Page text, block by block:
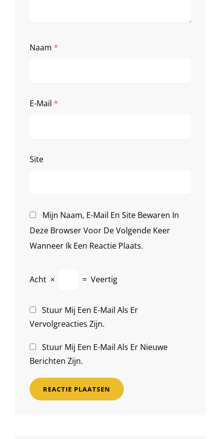
Naam *
E-Mail *
Site
Mijn Naam, E-Mail En Site Bewaren In
Deze Browser Voor De Volgende Keer
Wanneer Ik Een Reactie Plaats.
Acht × = Veertig
Stuur Mij Een E-Mail Als Er
Vervolgreacties Zijn.
Stuur Mij Een E-Mail Als Er Nieuwe
Berichten Zijn.